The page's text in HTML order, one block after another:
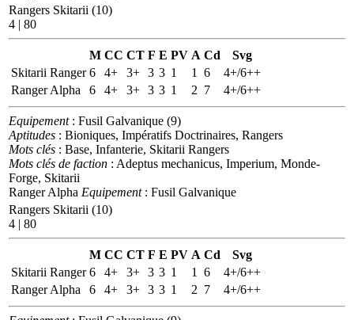
Rangers Skitarii (10)
4 | 80
M CC CT F E PV A Cd
Svg
Skitarii Ranger 6 4+ 3+ 3 3 1 1 6
4+/6++
Ranger Alpha
6 4+ 3+ 3 3 1 2 7 4+/6++
Equipement: Fusil Galvanique (9)
Aptitudes : Bioniques, Impératifs Doctrinaires, Rangers
Mots clés : Base, Infanterie, Skitarii Rangers
Mots clés de faction : Adeptus mechanicus, Imperium, Monde-
Forge, Skitarii
Ranger Alpha Equipement: Fusil Galvanique
Rangers Skitarii (10)
4 | 80
M CC CT F E PV A Cd
Svg
Skitarii Ranger 6 4+ 3+ 3 3 1 1 6
4+/6++
Ranger Alpha
6 4+ 3+ 3 3 1 2 7 4+/6++